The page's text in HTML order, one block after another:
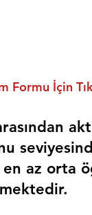
Formu İçin
en az orta